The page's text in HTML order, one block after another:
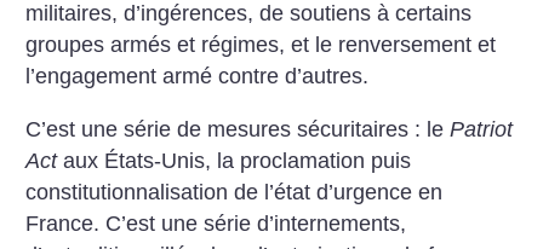
militaires, d’ingérences, de soutiens à certains
groupes armés et régimes, et le renversement et
l’engagement armé contre d’autres.
C’est une série de mesures sécuritaires : lePatriot
Actaux États-Unis, la proclamation puis
constitutionnalisation de l’état d’urgence en
France. C’est une série d’internements,